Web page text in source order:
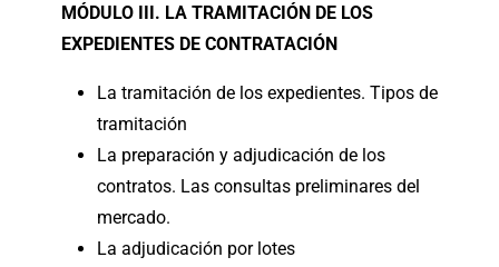
MÓDULO III. LA TRAMITACIÓN DE LOS
EXPEDIENTES DE CONTRATACIÓN
La tramitación de los expedientes. Tipos de
tramitación
La preparación y adjudicación de los
contratos. Las consultas preliminares del
mercado.
La adjudicación por lotes